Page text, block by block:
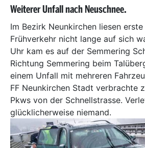
Weiterer Unfall nach Neuschnee.
Im Bezirk Neunkirchen liesen
Frühverkehr nicht lange auf sich
Uhr kam es auf der Semmering
Richtung Semmering beim
einem Unfall mit mehreren
FF Neunkirchen Stadt verbrachte
Pkws von der Schnellstrasse.
glücklicherweise niemand.